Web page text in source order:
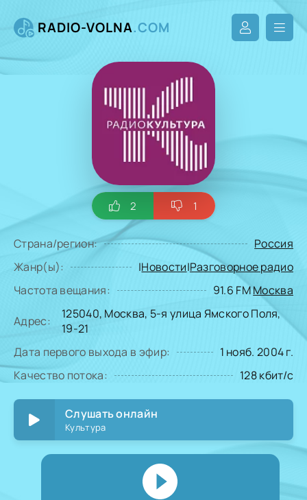
RADIO-VOLNA.COM
2 1
Страна/регион:
Россия
Жанр(ы):
|Новости|Разговорное радио
Частота вещания:
91.6 FMМосква
Адрес:
125040, Москва, 5-я улица Ямского Поля,
19-21
Дата первого выхода в эфир:
1 нояб. 2004 г.
Качество потока:
128 кбит/с
Слушать онлайн
Культура